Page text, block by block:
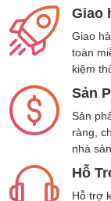
đi kèm một
chuyên biệt,
Đầu
đặc
tóc rối
lớn ở
Đầu hút
sàn
Đầu
việc vệ
Giao
Giao
toàn
kiệm
Sản
Sản
ràng,
nhà
Hỗ
Hỗ trợ